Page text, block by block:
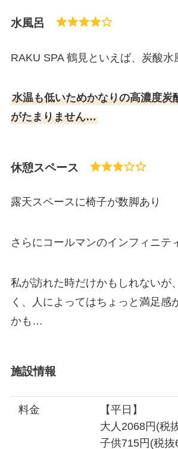
水風呂
RAKU SPA 鶴見といえば、炭酸水
水温も低いためかなりの高濃度炭
がたまりません…
休憩スペース
露天スペースに椅子が数脚あり
さらにコールマンのインフィニテ
私が訪れた時だけかもしれないが
く、人によってはちょっと満足感
かも…
施設情報
料金
【平日】
大人2068円(税
子供715円(税抜